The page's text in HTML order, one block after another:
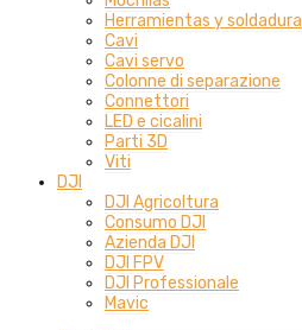
Herramientas y soldadura
Cavi
Cavi servo
Colonne di separazione
Connettori
LED e cicalini
Parti 3D
Viti
DJI
DJI Agricoltura
Consumo DJI
Azienda DJI
DJI FPV
DJI Professionale
Mavic